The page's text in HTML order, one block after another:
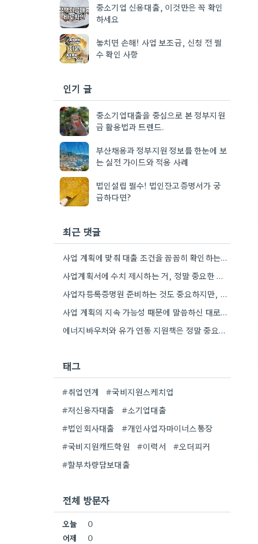
중소기업 신용대출, 이것만은 꼭 확인
하세요
놓치면 손해! 사업 보조금, 신청 전 필
수 확인 사항
인기 글
중소기업대출을 중심으로 본 정부지원
금 활용법과 트렌드.
부산채용과 정부지원 정보를 한눈에 보
는 실전 가이드와 적용 사례
법인설립 필수! 법인잔고증명서가 궁
금하다면?
최근 댓글
사업 계획에 맞춰 대출 조건을 꼼꼼히 확인하는 게 중요하네요. 저는 사업 확장 시 금리 변화를…
사업계획서에 수치 제시하는 거, 정말 중요한 부분인 것 같아요. 매출 성장률이나 고용 목표를 구체적으로 적으면…
사업자등록증명원 준비하는 것도 중요하지만, 특히 최근 재무제표 유효기간 꼭 확인해야 해요. 제가 최근 사업 계획서…
사업 계획의 지속 가능성 때문에 말씀하신 대로, 재무제표 준비를 미리 해두는 게 정말 중요하네요. 특히…
에너지바우처와 유가 연동 지원책은 정말 중요한 부분인 것 같아요. 특히 농어민분들이 에너지 가격 변동에 덜…
태그
#취업연계
#국비지원스케치업
#저신용자대출
#소기업대출
#법인회사대출
#개인사업자마이너스통장
#국비지원캐드학원
#이력서
#오더피커
#할부차량담보대출
전체 방문자
오늘
0
어제
0